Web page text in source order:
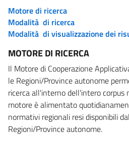
Motore di ricerca
Modalità di ricerca
Modalità di visualizzazione dei
MOTORE DI RICERCA
Il Motore di Cooperazione
le Regioni/Province autonome
ricerca all'interno dell'intero corpus
motore è alimentato
normativi regionali resi disponibili
Regioni/Province autonome.